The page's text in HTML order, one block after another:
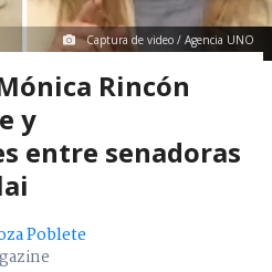
Captura de video / Agencia UNO
Rincón
y
entre senadoras
Poblete